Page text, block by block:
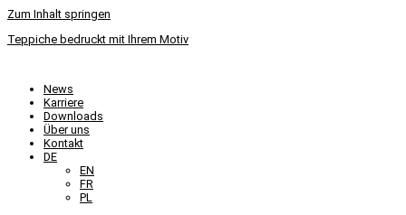
Zum Inhalt springen
Teppiche bedruckt mit Ihrem Motiv
News
Karriere
Downloads
Über uns
Kontakt
DE
EN
FR
PL